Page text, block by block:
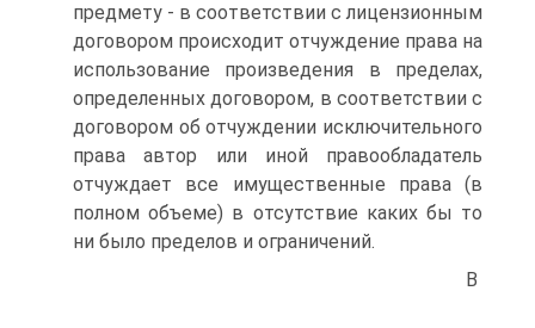
предмету - в соответствии с лицензионным
договором происходит отчуждение права на
использование произведения в пределах,
определенных договором, в соответствии с
договором об отчуждении исключительного
права автор или иной правообладатель
отчуждает все имущественные права (в
полном объеме) в отсутствие каких бы то
ни было пределов и ограничений.
В